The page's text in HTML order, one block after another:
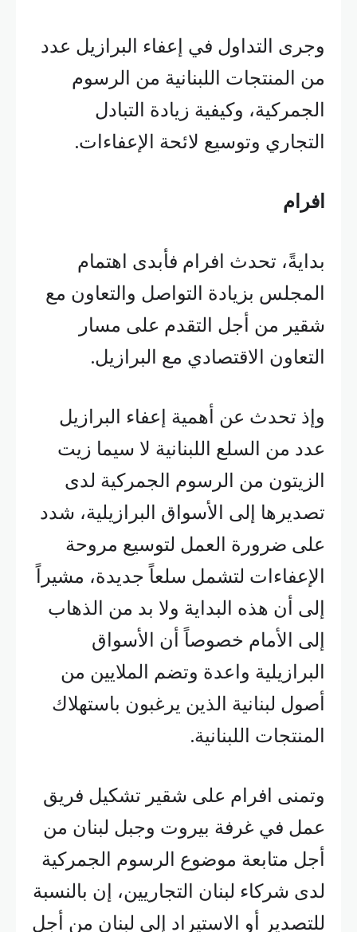
وجرى التداول في إعفاء البرازيل عدد
من المنتجات اللبنانية من الرسوم
الجمركية، وكيفية زيادة التبادل
التجاري وتوسيع لائحة الإعفاءات.
افرام
بدايةً، تحدث افرام فأبدى اهتمام
المجلس بزيادة التواصل والتعاون مع
شقير من أجل التقدم على مسار
التعاون الاقتصادي مع البرازيل.
وإذ تحدث عن أهمية إعفاء البرازيل
عدد من السلع اللبنانية لا سيما زيت
الزيتون من الرسوم الجمركية لدى
تصديرها إلى الأسواق البرازيلية، شدد
على ضرورة العمل لتوسيع مروحة
الإعفاءات لتشمل سلعاً جديدة، مشيراً
إلى أن هذه البداية ولا بد من الذهاب
إلى الأمام خصوصاً أن الأسواق
البرازيلية واعدة وتضم الملايين من
أصول لبنانية الذين يرغبون باستهلاك
المنتجات اللبنانية.
وتمنى افرام على شقير تشكيل فريق
عمل في غرفة بيروت وجبل لبنان من
أجل متابعة موضوع الرسوم الجمركية
لدى شركاء لبنان التجاريين، إن بالنسبة
للتصدير أو الاستيراد إلى لبنان من أجل